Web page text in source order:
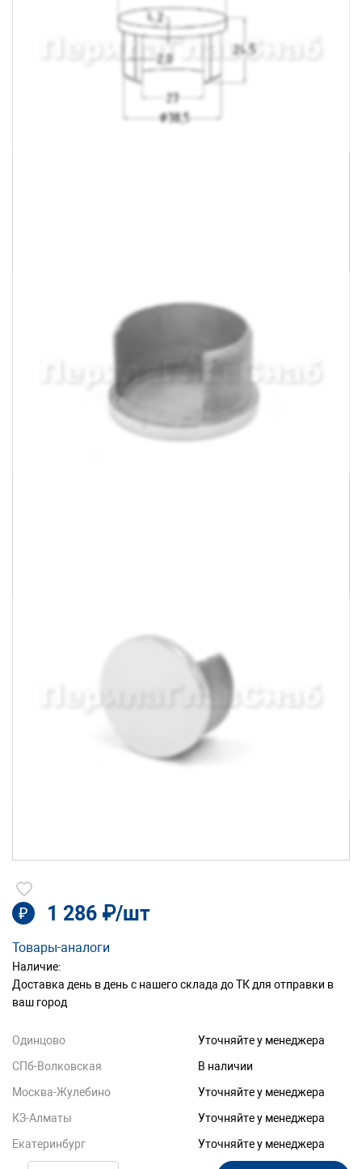
₽ 1 286 ₽/шт
Товары-аналоги
Наличие:
Доставка день в день с нашего склада до ТК для отправки в
ваш город
Одинцово
Уточняйте у менеджера
СПб-Волковская
В наличии
Москва-Жулебино
Уточняйте у менеджера
КЗ-Алматы
Уточняйте у менеджера
Екатеринбург
Уточняйте у менеджера